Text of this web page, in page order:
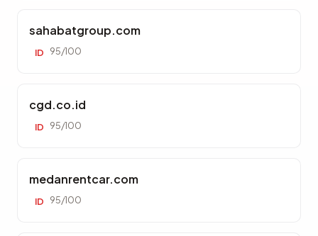
sahabatgroup.com
ID 95/100
cgd.co.id
ID 95/100
medanrentcar.com
ID 95/100